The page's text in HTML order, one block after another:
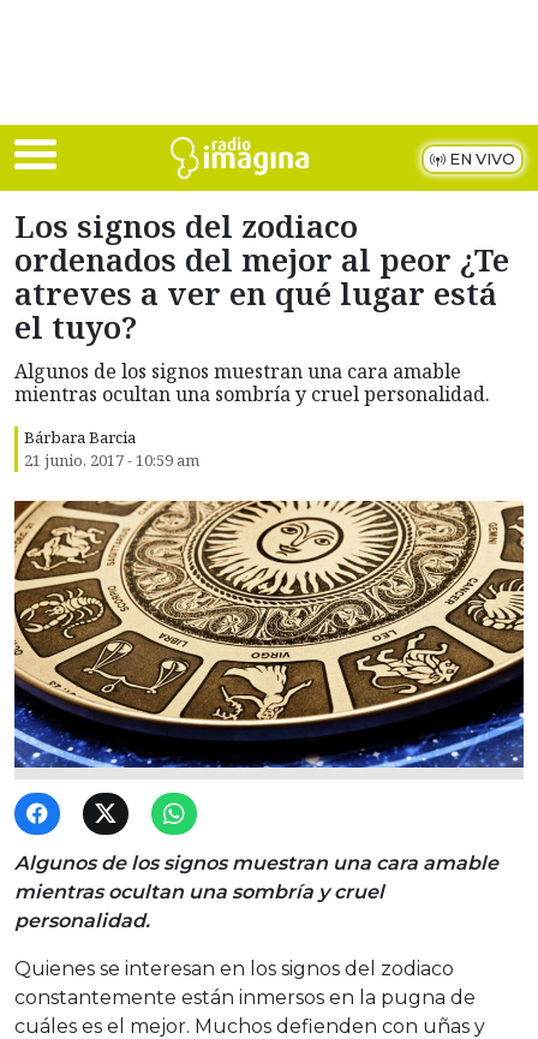
EN VIVO
Los signos del zodiaco
ordenados del mejor al peor ¿Te
atreves a ver en qué lugar está
el tuyo?
Algunos de los signos muestran una cara amable
mientras ocultan una sombría y cruel personalidad.
Bárbara Barcia
21 junio, 2017 - 10:59 am
Algunos de los signos muestran una cara amable
mientras ocultan una sombría y cruel
personalidad.
Quienes se interesan en los signos del zodiaco
constantemente están inmersos en la pugna de
cuáles es el mejor. Muchos defienden con uñas y